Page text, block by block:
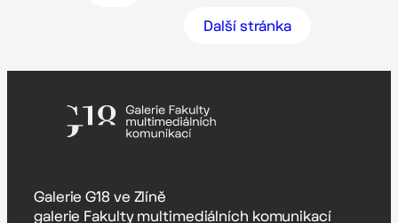
Další stránka
Galerie G18 ve Zlíně
galerie Fakulty multimediálních komunikací